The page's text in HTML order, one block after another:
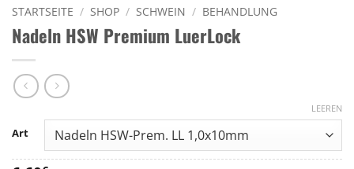
STARTSEITE / SHOP / SCHWEIN / BEHANDLUNG
Nadeln HSW Premium LuerLock
Art
LEEREN